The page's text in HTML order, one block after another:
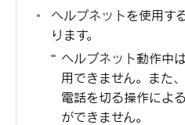
ヘルプネットを使用す
ります。
ヘルプネット動作中
用できません。また
電話を切る操作によ
ができません。